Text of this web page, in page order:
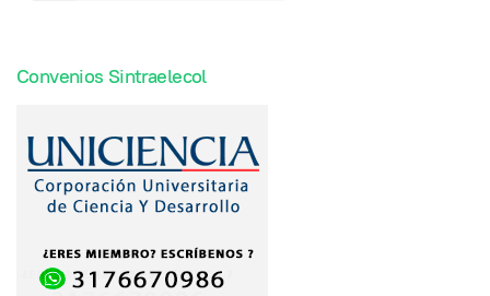
Convenios Sintraelecol